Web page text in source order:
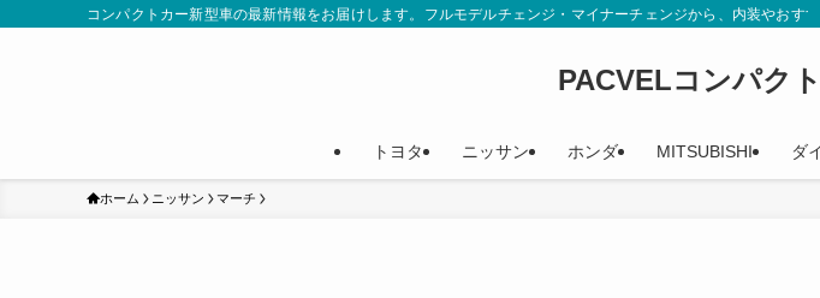
コンパクトカー新型車の最新情報をお届けします。フルモデルチェンジ・マイナーチェンジから、内装やおす
PACVELコンパク
トヨタ ニッサン ホンダ MITSUBISHI ダ
ホーム ニッサン マーチ